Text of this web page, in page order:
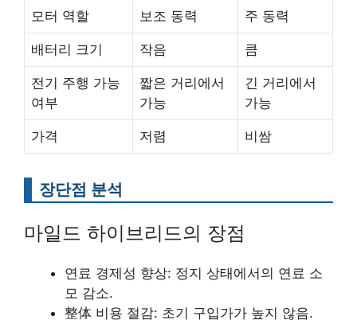
모터 역할 보조 동력 주 동력
배터리 크기 작음 큼
전기 주행 가능
여부
짧은 거리에서
가능
긴 거리에서
가능
가격 저렴 비쌈
장단점 분석
마일드 하이브리드의 장점
연료 경제성 향상: 정지 상태에서의 연료 소
모 감소.
整体 비용 절감: 초기 구입가가 높지 않음.